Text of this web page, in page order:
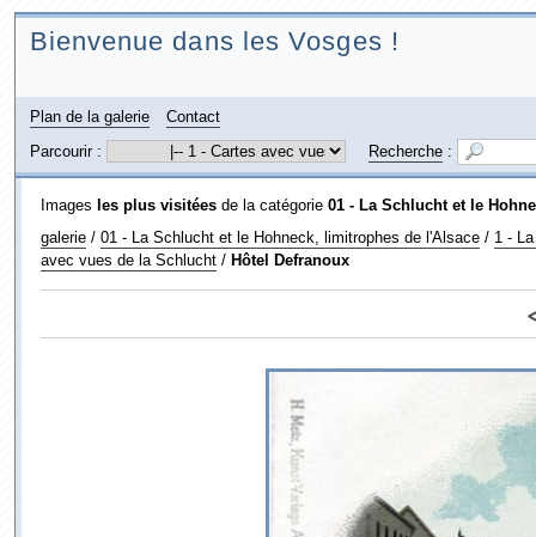
Bienvenue dans les Vosges !
Plan de la galerie
Contact
Parcourir :
Recherche:
Images les plus visitéesde la catégorie 01 - La Schlucht et le
galerie/ 01 - La Schlucht et le Hohneck, limitrophes de l'Alsace/ 1 -
avec vues de la Schlucht/ Hôtel Defranoux